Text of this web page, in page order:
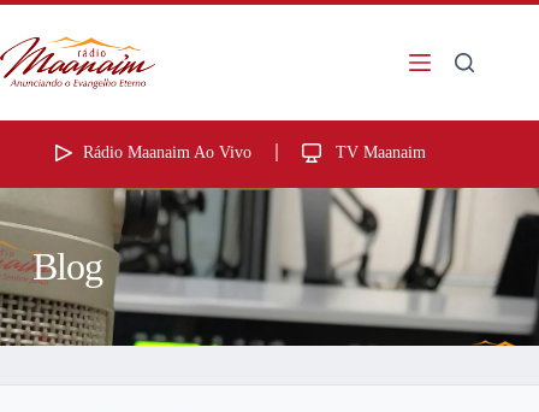
Rádio Maanaim Ao Vivo TV Maanaim
Blog